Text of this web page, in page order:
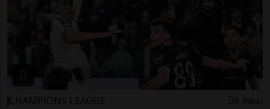
CHAMPIONS LEAGUE 9 mesi